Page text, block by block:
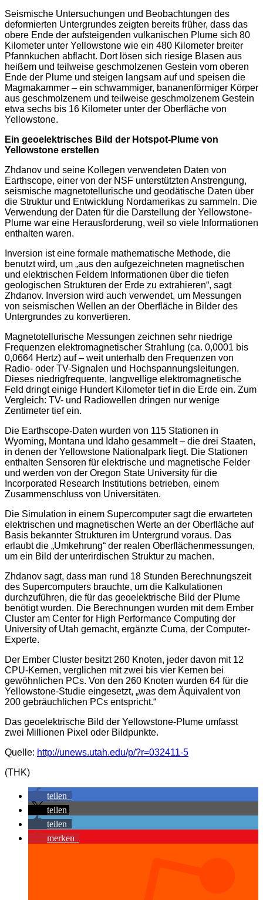
Seismische Untersuchungen und Beobachtungen des
deformierten Untergrundes zeigten bereits früher, dass das
obere Ende der aufsteigenden vulkanischen Plume sich 80
Kilometer unter Yellowstone wie ein 480 Kilometer breiter
Pfannkuchen abflacht. Dort lösen sich riesige Blasen aus
heißem und teilweise geschmolzenen Gestein vom oberen
Ende der Plume und steigen langsam auf und speisen die
Magmakammer – ein schwammiger, bananenförmiger Körper
aus geschmolzenem und teilweise geschmolzenem Gestein
etwa sechs bis 16 Kilometer unter der Oberfläche von
Yellowstone.
Ein geoelektrisches Bild der Hotspot-Plume von
Yellowstone erstellen
Zhdanov und seine Kollegen verwendeten Daten von
Earthscope, einer von der NSF unterstützten Anstrengung,
seismische magnetotellurische und geodätische Daten über
die Struktur und Entwicklung Nordamerikas zu sammeln. Die
Verwendung der Daten für die Darstellung der Yellowstone-
Plume war eine Herausforderung, weil so viele Informationen
enthalten waren.
Inversion ist eine formale mathematische Methode, die
benutzt wird, um „aus den aufgezeichneten magnetischen
und elektrischen Feldern Informationen über die tiefen
geologischen Strukturen der Erde zu extrahieren“, sagt
Zhdanov. Inversion wird auch verwendet, um Messungen
von seismischen Wellen an der Oberfläche in Bilder des
Untergrundes zu konvertieren.
Magnetotellurische Messungen zeichnen sehr niedrige
Frequenzen elektromagnetischer Strahlung (ca. 0,0001 bis
0,0664 Hertz) auf – weit unterhalb den Frequenzen von
Radio- oder TV-Signalen und Hochspannungsleitungen.
Dieses niedrigfrequente, langwellige elektromagnetische
Feld dringt einige Hundert Kilometer tief in die Erde ein. Zum
Vergleich: TV- und Radiowellen dringen nur wenige
Zentimeter tief ein.
Die Earthscope-Daten wurden von 115 Stationen in
Wyoming, Montana und Idaho gesammelt – die drei Staaten,
in denen der Yellowstone Nationalpark liegt. Die Stationen
enthalten Sensoren für elektrische und magnetische Felder
und werden von der Oregon State University für die
Incorporated Research Institutions betrieben, einem
Zusammenschluss von Universitäten.
Die Simulation in einem Supercomputer sagt die erwarteten
elektrischen und magnetischen Werte an der Oberfläche auf
Basis bekannter Strukturen im Untergrund voraus. Das
erlaubt die „Umkehrung“ der realen Oberflächenmessungen,
um ein Bild der unterirdischen Struktur zu machen.
Zhdanov sagt, dass man rund 18 Stunden Berechnungszeit
des Supercomputers brauchte, um die Kalkulationen
durchzuführen, die für das geoelektrische Bild der Plume
benötigt wurden. Die Berechnungen wurden mit dem Ember
Cluster am Center for High Performance Computing der
University of Utah gemacht, ergänzte Cuma, der Computer-
Experte.
Der Ember Cluster besitzt 260 Knoten, jeder davon mit 12
CPU-Kernen, verglichen mit zwei bis vier Kernen bei
gewöhnlichen PCs. Von den 260 Knoten wurden 64 für die
Yellowstone-Studie eingesetzt, „was dem Äquivalent von
200 gebräuchlichen PCs entspricht.“
Das geoelektrische Bild der Yellowstone-Plume umfasst
zwei Millionen Pixel oder Bildpunkte.
Quelle: http://unews.utah.edu/p/?r=032411-5
(THK)
teilen
teilen
teilen
merken